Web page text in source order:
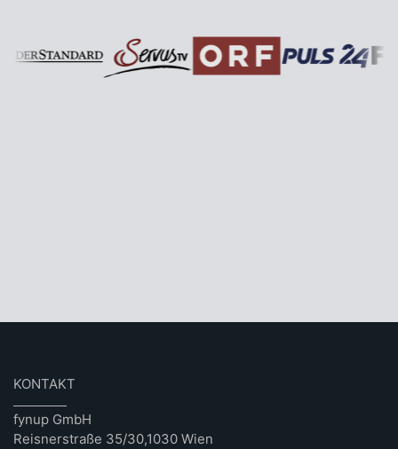
KONTAKT
fynup GmbH
Reisnerstraße 35/30,1030 Wien